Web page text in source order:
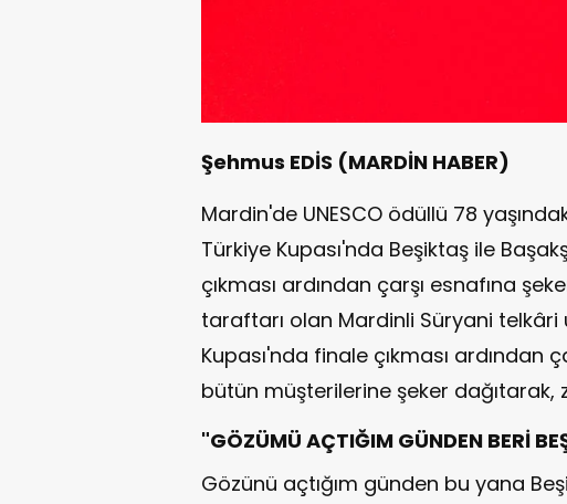
Şehmus EDİS (MARDİN HABER)
Mardin'de UNESCO ödüllü 78
Türkiye Kupası'nda Beşiktaş ile
çıkması ardından çarşı esnafına
taraftarı olan Mardinli Süryani telkâri
Kupası'nda finale çıkması ardından
bütün müşterilerine şeker dağıtarak,
"GÖZÜMÜ AÇTIĞIM GÜNDEN BERİ
Gözünü açtığım günden bu yana